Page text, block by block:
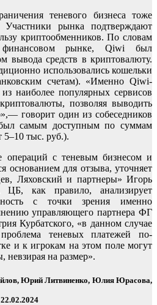
теневого бизнеса тоже
рынка подтверждают
криптообменников. По словам
финансовом рынке, Qiwi был
средств в криптовалюту.
использовались кошельки
счетам). «Именно Qiwi-
наиболее популярных сервисов
позволяя выводить
говорит один из собеседников
самым доступным по суммам
5–10 тыс. руб.).
операций с теневым бизнесом и
основанием для отзыва, уточняет
Ляховский и партнеры» Игорь
как правило, анализирует
с точки зрения именно
управляющего партнера ФГ
Курбатского, «в данном случае
теневых платежей по-
и к игрокам на этом поле могут
невзирая на размер».
Юрий Литвиненко, Юлия Юрасова,